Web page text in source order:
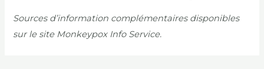
Sources d’information complémentaires disponibles
sur le site Monkeypox Info Service.